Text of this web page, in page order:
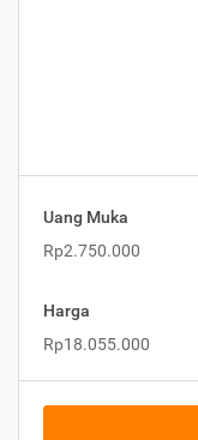
Uang Muka
Rp2.750.000
Harga
Rp18.055.000